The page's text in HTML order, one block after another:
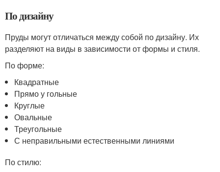
По дизайну
Пруды могут отличаться между собой по дизайну. Их
разделяют на виды в зависимости от формы и стиля.
По форме:
Квадратные
Прямо у гольные
Круглые
Овальные
Треугольные
С неправильными естественными линиями
По стилю: